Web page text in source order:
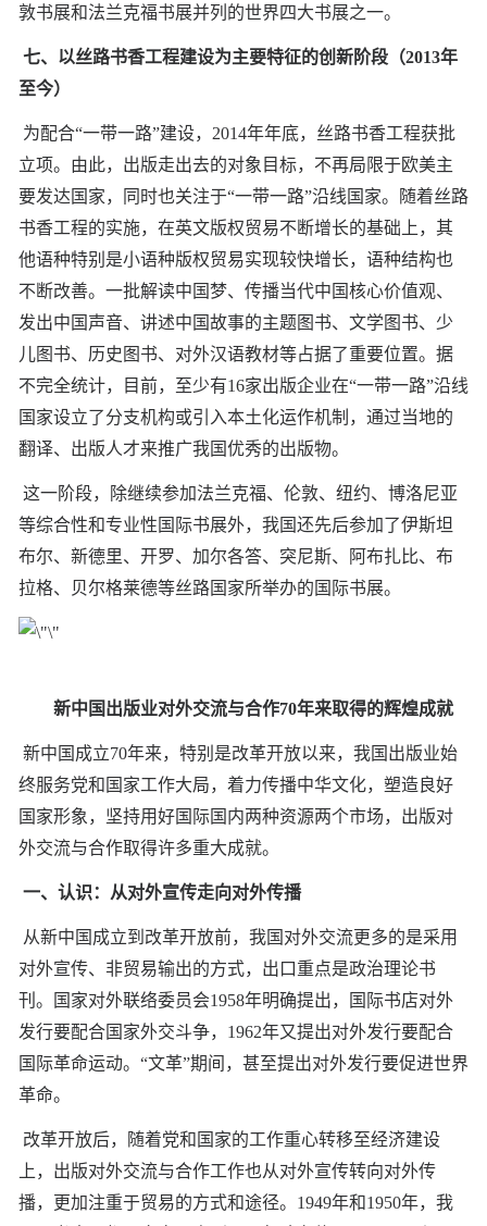
敦书展和法兰克福书展并列的世界四大书展之一。
七、以丝路书香工程建设为主要特征的创新阶段（2013年
至今）
为配合“一带一路”建设，2014年年底，丝路书香工程获批
立项。由此，出版走出去的对象目标，不再局限于欧美主
要发达国家，同时也关注于“一带一路”沿线国家。随着丝路
书香工程的实施，在英文版权贸易不断增长的基础上，其
他语种特别是小语种版权贸易实现较快增长，语种结构也
不断改善。一批解读中国梦、传播当代中国核心价值观、
发出中国声音、讲述中国故事的主题图书、文学图书、少
儿图书、历史图书、对外汉语教材等占据了重要位置。据
不完全统计，目前，至少有16家出版企业在“一带一路”沿线
国家设立了分支机构或引入本土化运作机制，通过当地的
翻译、出版人才来推广我国优秀的出版物。
这一阶段，除继续参加法兰克福、伦敦、纽约、博洛尼亚
等综合性和专业性国际书展外，我国还先后参加了伊斯坦
布尔、新德里、开罗、加尔各答、突尼斯、阿布扎比、布
拉格、贝尔格莱德等丝路国家所举办的国际书展。
新中国出版业对外交流与合作70年来取得的辉煌成就
新中国成立70年来，特别是改革开放以来，我国出版业始
终服务党和国家工作大局，着力传播中华文化，塑造良好
国家形象，坚持用好国际国内两种资源两个市场，出版对
外交流与合作取得许多重大成就。
一、认识：从对外宣传走向对外传播
从新中国成立到改革开放前，我国对外交流更多的是采用
对外宣传、非贸易输出的方式，出口重点是政治理论书
刊。国家对外联络委员会1958年明确提出，国际书店对外
发行要配合国家外交斗争，1962年又提出对外发行要配合
国际革命运动。“文革”期间，甚至提出对外发行要促进世界
革命。
改革开放后，随着党和国家的工作重心转移至经济建设
上，出版对外交流与合作工作也从对外宣传转向对外传
播，更加注重于贸易的方式和途径。1949年和1950年，我